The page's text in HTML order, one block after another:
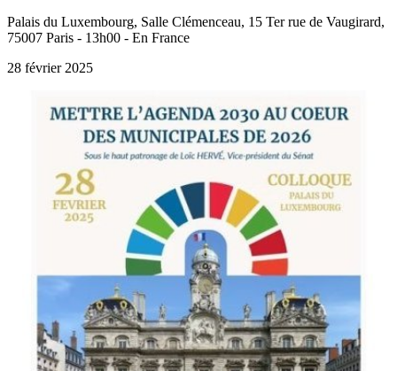
Palais du Luxembourg, Salle Clémenceau, 15 Ter rue de Vaugirard,
75007 Paris - 13h00 - En France
28 février 2025